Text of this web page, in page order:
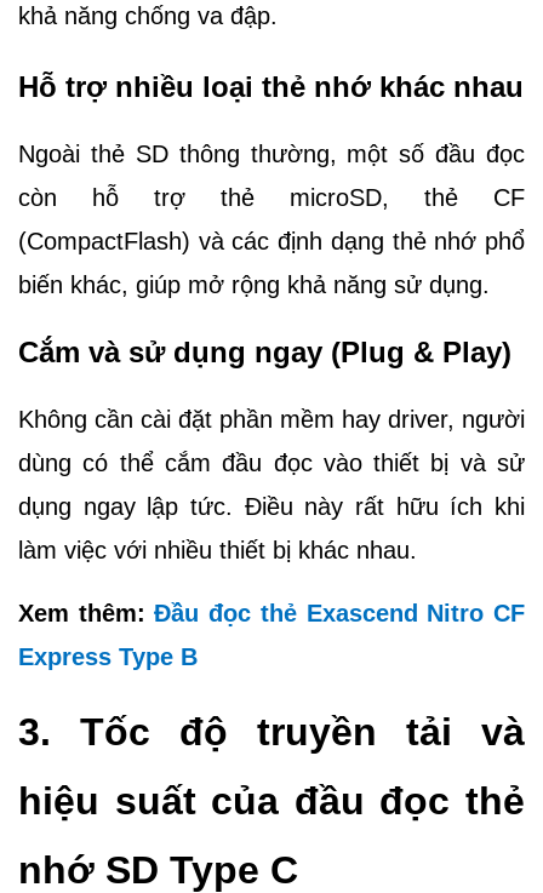
khả năng chống va đập.
Hỗ trợ nhiều loại thẻ nhớ khác nhau
Ngoài thẻ SD thông thường, một số đầu đọc
còn hỗ trợ thẻ microSD, thẻ CF
(CompactFlash) và các định dạng thẻ nhớ phổ
biến khác, giúp mở rộng khả năng sử dụng.
Cắm và sử dụng ngay (Plug & Play)
Không cần cài đặt phần mềm hay driver, người
dùng có thể cắm đầu đọc vào thiết bị và sử
dụng ngay lập tức. Điều này rất hữu ích khi
làm việc với nhiều thiết bị khác nhau.
Xem thêm: Đầu đọc thẻ Exascend Nitro CF
Express Type B
3. Tốc độ truyền tải và
hiệu suất của đầu đọc thẻ
nhớ SD Type C